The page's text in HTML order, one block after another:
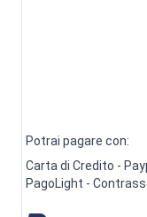
Potrai pagare con:
Carta di Credito -
PagoLight -